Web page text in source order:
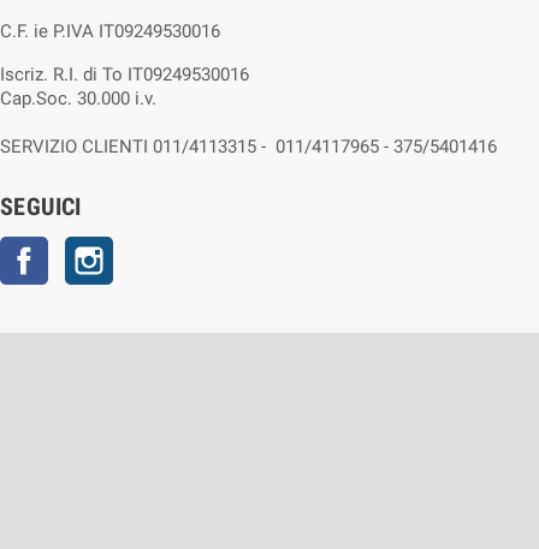
C.F. ie P.IVA IT09249530016
Iscriz. R.I. di To IT09249530016
Cap.Soc. 30.000 i.v.
SERVIZIO CLIENTI 011/4113315 - 011/4117965 - 375/5401416
SEGUICI
Facebook